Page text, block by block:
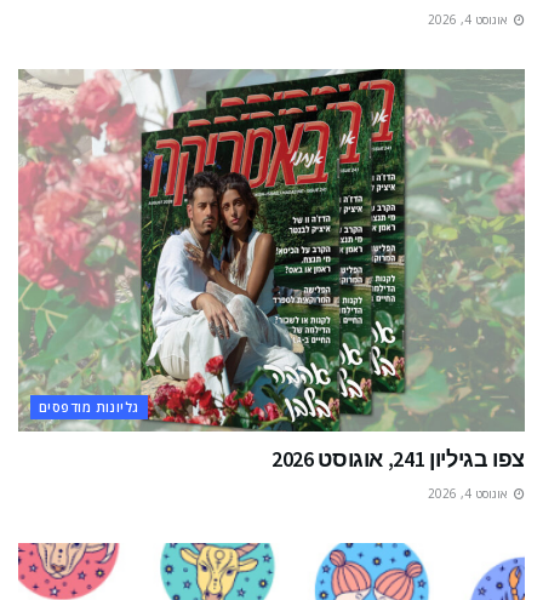
אוגוסט 4, 2026
גליונות מודפסים
צפו בגיליון 241, אוגוסט 2026
אוגוסט 4, 2026